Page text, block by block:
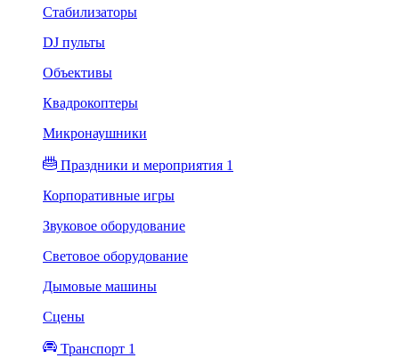
Стабилизаторы
DJ пульты
Объективы
Квадрокоптеры
Микронаушники
Праздники и мероприятия 1
Корпоративные игры
Звуковое оборудование
Световое оборудование
Дымовые машины
Сцены
Транспорт 1